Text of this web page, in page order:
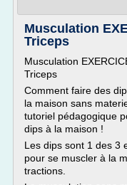
Musculation
Triceps
Musculation
Triceps
Comment faire des
la maison sans
tutoriel pédagogique
dips à la maison !
Les dips sont 1 des 3
pour se muscler à la
tractions.